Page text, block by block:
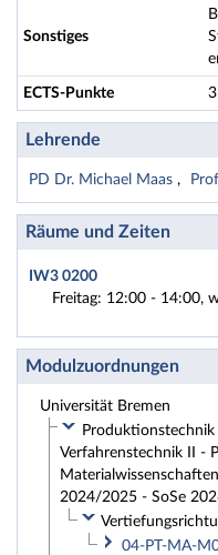
Sonstiges
ECTS-Punkte 3
Lehrende
PD Dr. Michael Maas
Räume und Zeiten
IW3 0200
Freitag: 12:00 - 14:00,
Modulzuordnungen
Universität Bremen
Verfahrenstechnik II -
2024/2025 - SoSe
04-PT-MA-